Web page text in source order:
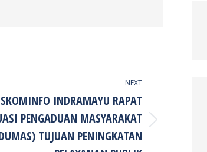
NEXT
INDRAMAYU RAPAT
PENGADUAN MASYARAKAT
TUJUAN PENINGKATAN